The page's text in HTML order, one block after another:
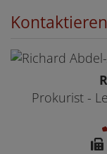
Prokurist -